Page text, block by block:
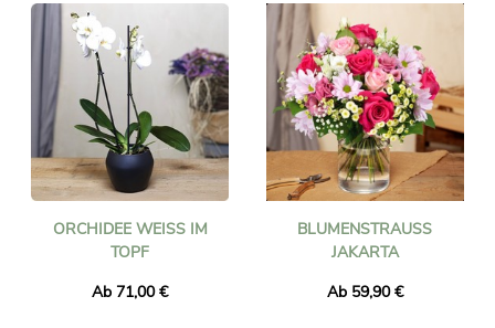
ORCHIDEE WEISS IM T
OPF
Ab 71,00 €
BLUMENSTRAUSS J
AKARTA
Ab 59,90 €